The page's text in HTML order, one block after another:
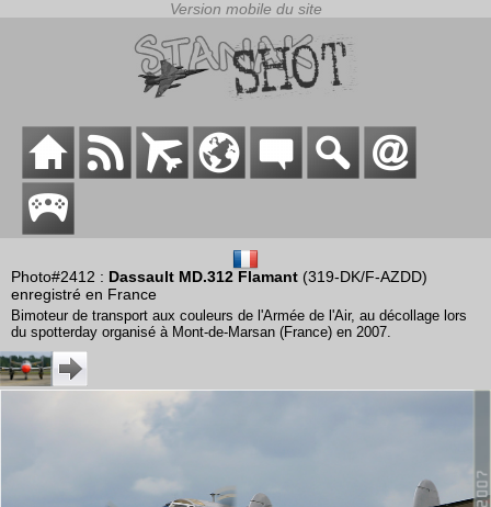
Photo#2412 : Dassault MD.312 Flamant (319-DK/F-AZDD)
enregistré en France
Bimoteur de transport aux couleurs de l'Armée de l'Air, au décollage lors
du spotterday organisé à Mont-de-Marsan (France) en 2007.